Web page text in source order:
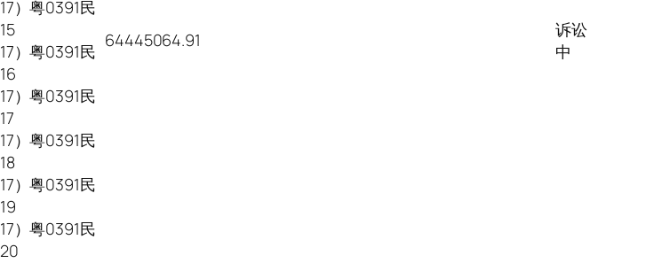
）粤0391民
）粤0391民
）粤0391民
）粤0391民
）粤0391民
）粤0391民
64445064.91
诉讼
中